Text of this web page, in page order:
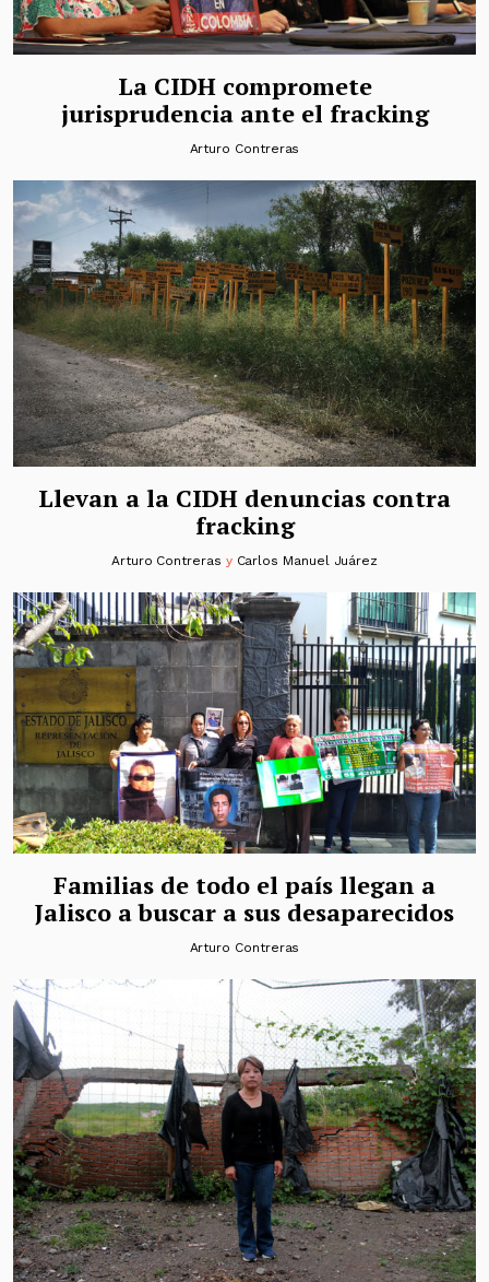
La CIDH compromete
jurisprudencia ante el fracking
Arturo Contreras
Llevan a la CIDH denuncias contra
fracking
Arturo Contreras y Carlos Manuel Juárez
Familias de todo el país llegan a
Jalisco a buscar a sus desaparecidos
Arturo Contreras